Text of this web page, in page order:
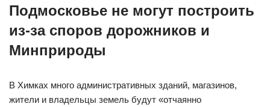
Подмосковье не могут построить
из-за споров дорожников и
Минприроды
В Химках много административных зданий, магазинов,
жители и владельцы земель будут «отчаянно